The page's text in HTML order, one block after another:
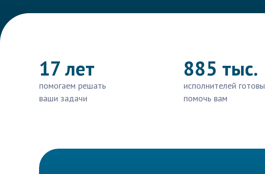
17 лет
помогаем решать
ваши задачи
885 тыс.
исполнителей готовы
помочь вам